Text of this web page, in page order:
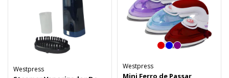
Westpress Westpress
Mini Ferro de Passar